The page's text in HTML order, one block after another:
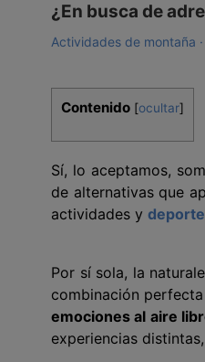
¿En busca de
Actividades de montaña
Contenido [ocultar]
Sí, lo aceptamos,
de alternativas que
actividades y
Por sí sola, la
combinación
emociones al aire
experiencias